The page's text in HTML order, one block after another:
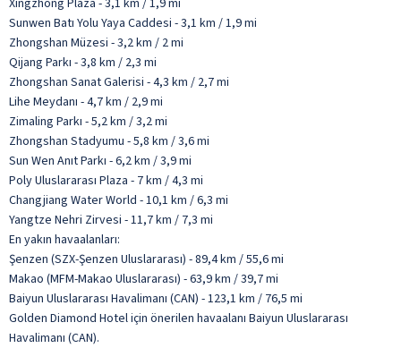
Sunwen Batı Yolu Yaya Caddesi - 3,1 km / 1,9 mi
Zhongshan Müzesi - 3,2 km / 2 mi
Qijang Parkı - 3,8 km / 2,3 mi
Zhongshan Sanat Galerisi - 4,3 km / 2,7 mi
Lihe Meydanı - 4,7 km / 2,9 mi
Zimaling Parkı - 5,2 km / 3,2 mi
Zhongshan Stadyumu - 5,8 km / 3,6 mi
Sun Wen Anıt Parkı - 6,2 km / 3,9 mi
Poly Uluslararası Plaza - 7 km / 4,3 mi
Changjiang Water World - 10,1 km / 6,3 mi
Yangtze Nehri Zirvesi - 11,7 km / 7,3 mi
En yakın havaalanları:
Şenzen (SZX-Şenzen Uluslararası) - 89,4 km / 55,6 mi
Makao (MFM-Makao Uluslararası) - 63,9 km / 39,7 mi
Baiyun Uluslararası Havalimanı (CAN) - 123,1 km / 76,5 mi
Golden Diamond Hotel için önerilen havaalanı Baiyun Uluslararası
Havalimanı (CAN).